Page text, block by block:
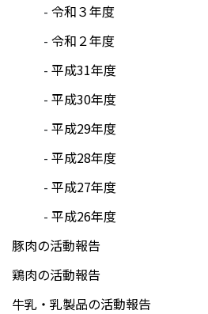
令和３年度
令和２年度
平成31年度
平成30年度
平成29年度
平成28年度
平成27年度
平成26年度
豚肉の活動報告
鶏肉の活動報告
牛乳・乳製品の活動報告